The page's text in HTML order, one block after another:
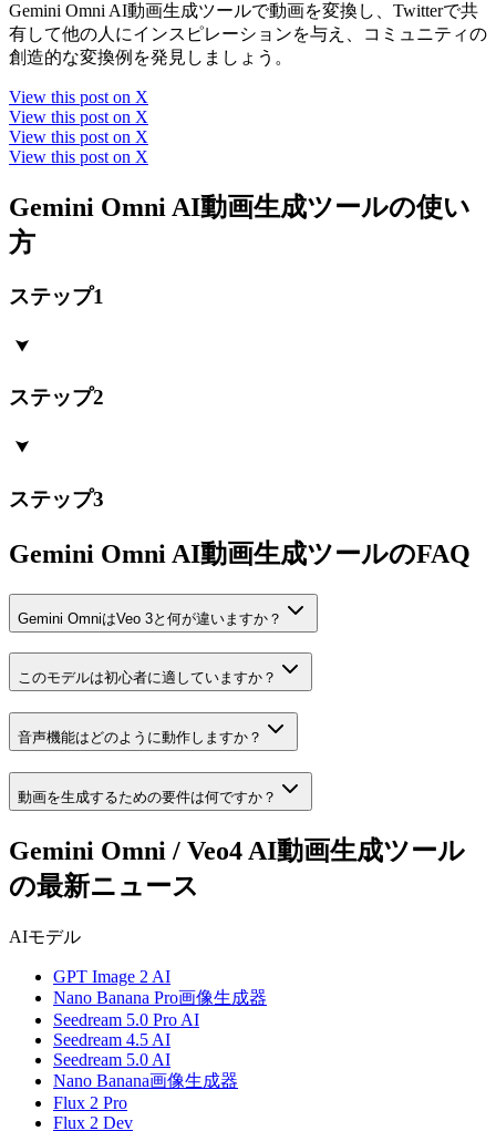
Gemini Omni AI動画生成ツールで動画を変換し、Twitterで共
有して他の人にインスピレーションを与え、コミュニティの
創造的な変換例を発見しましょう。
View this post on X
View this post on X
View this post on X
View this post on X
Gemini Omni AI動画生成ツールの使い
方
ステップ1
ステップ2
ステップ3
Gemini Omni AI動画生成ツールのFAQ
Gemini OmniはVeo 3と何が違いますか？
このモデルは初心者に適していますか？
音声機能はどのように動作しますか？
動画を生成するための要件は何ですか？
Gemini Omni / Veo4 AI動画生成ツール
の最新ニュース
AIモデル
GPT Image 2 AI
Nano Banana Pro画像生成器
Seedream 5.0 Pro AI
Seedream 4.5 AI
Seedream 5.0 AI
Nano Banana画像生成器
Flux 2 Pro
Flux 2 Dev